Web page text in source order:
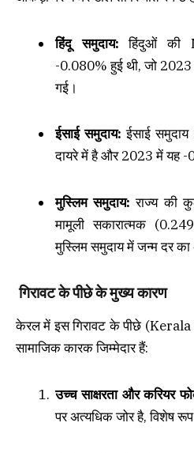
हिंदू समुदाय: हिंदुओं की
-0.080% हुई थी, जो
गई।
ईसाई समुदाय: ईसाई
दायरे में है और 2023 में यह -
मुस्लिम समुदाय: राज्य की
मामूली सकारात्मक
मुस्लिम समुदाय में जन्म दर का
गिरावट के पीछे के मुख्य कारण
केरल में इस गिरावट के पीछे
सामाजिक कारक जिम्मेदार हैं:
उच्च साक्षरता और करियर
पर अत्यधिक जोर है, विशेष